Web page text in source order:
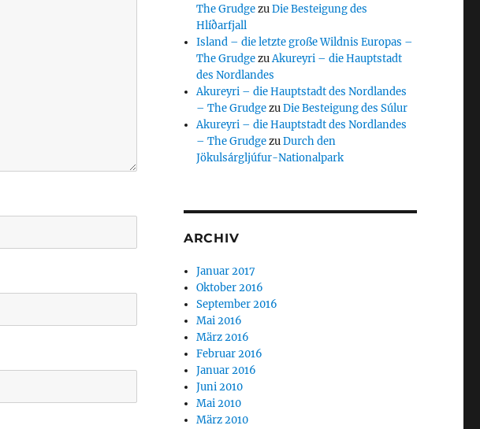
The GrudgezuDie Besteigung des
Hlíðarfjall
Island – die letzte große Wildnis Europas –
The GrudgezuAkureyri – die Hauptstadt
des Nordlandes
Akureyri – die Hauptstadt des Nordlandes
– The GrudgezuDie Besteigung des Súlur
Akureyri – die Hauptstadt des Nordlandes
– The GrudgezuDurch den
Jökulsárgljúfur-Nationalpark
ARCHIV
Januar 2017
Oktober 2016
September 2016
Mai 2016
März 2016
Februar 2016
Januar 2016
Juni 2010
Mai 2010
März 2010